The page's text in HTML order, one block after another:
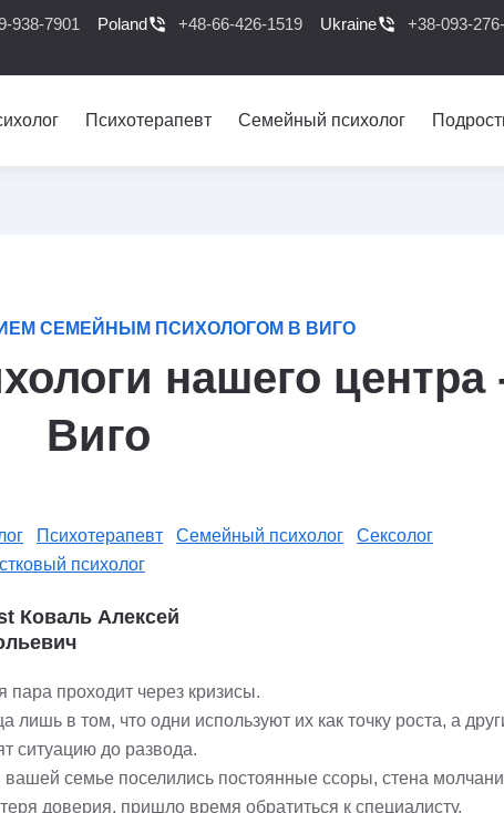
938-7901 Polandphone_in_talk +48-66-426-1519 Ukrainephone_in_talk +38-093-
Психотерапевт Семейный психолог
СЕМЕЙНЫМ ПСИХОЛОГОМ В ВИГО
нашего центра
Виго
Психотерапевт Семейный психолог
Сексолог
психолог
Коваль Алексей
пара проходит через кризисы.
лишь в том, что одни используют их как точку роста, а
ситуацию до развода.
вашей семье поселились постоянные ссоры, стена
доверия, пришло время обратиться к специалисту.